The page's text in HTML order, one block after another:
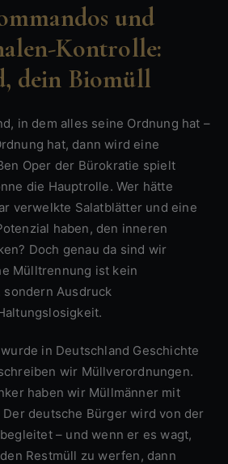
und
Kontrolle:
dein Biomüll
hat, dann wird eine
Oper der Bürokratie spielt
die Hauptrolle. Wer hätte
verwelkte Salatblätter und eine
haben, den inneren
Doch genau da sind wir
Mülltrennung ist kein
Ausdruck
wir Müllverordnungen.
haben wir Müllmänner mit
deutsche Bürger wird von der
– und wenn er es wagt,
Restmüll zu werfen, dann